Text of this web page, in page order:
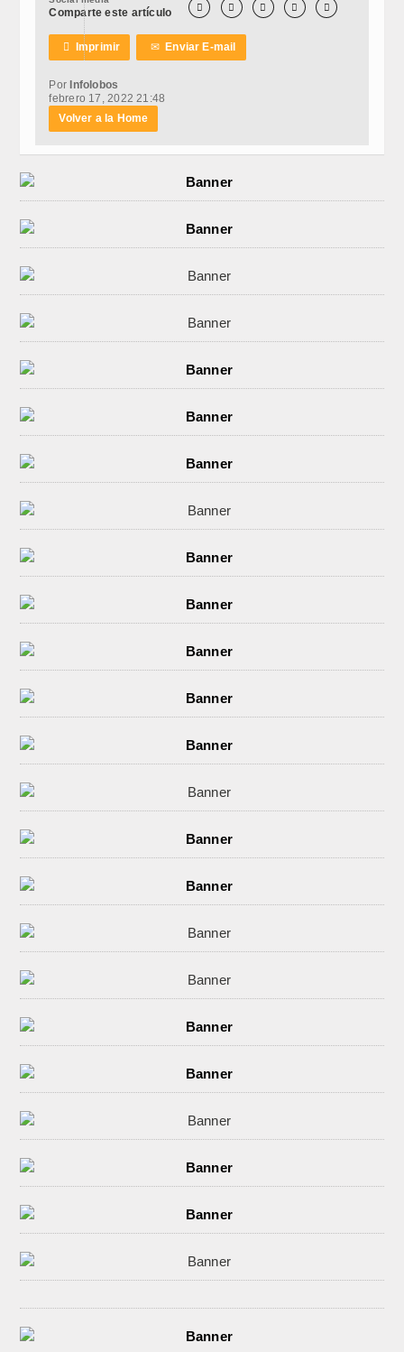
Comparte este artículo     
 Imprimir ✉Enviar E-mail
Por Infolobos
febrero 17, 2022 21:48
Volver a la Home